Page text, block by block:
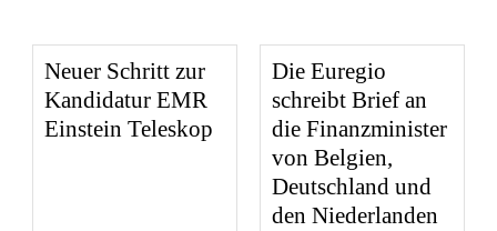
Neuer Schritt zur
Kandidatur EMR
Einstein Teleskop
Die Euregio
schreibt Brief an
die Finanzminister
von Belgien,
Deutschland und
den Niederlanden